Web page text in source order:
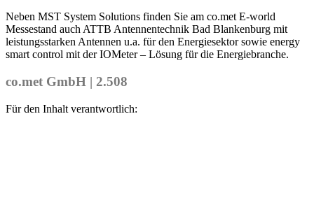
Neben MST System Solutions finden Sie am co.met E-world
Messestand auch ATTB Antennentechnik Bad Blankenburg mit
leistungsstarken Antennen u.a. für den Energiesektor sowie energy
smart control mit der IOMeter – Lösung für die Energiebranche.
co.met GmbH | 2.508
Für den Inhalt verantwortlich: